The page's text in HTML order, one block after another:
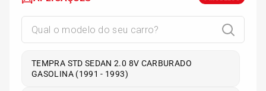
TEMPRA STD SEDAN 2.0 8V CARBURADO
GASOLINA (1991 - 1993)